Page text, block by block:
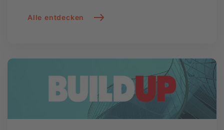
Alle entdecken